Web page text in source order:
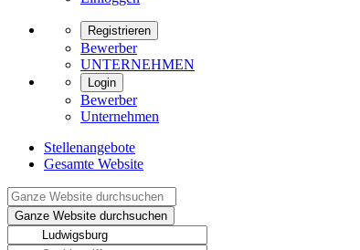
Registrieren
Bewerber
UNTERNEHMEN
Login
Bewerber
Unternehmen
Stellenangebote
Gesamte Website